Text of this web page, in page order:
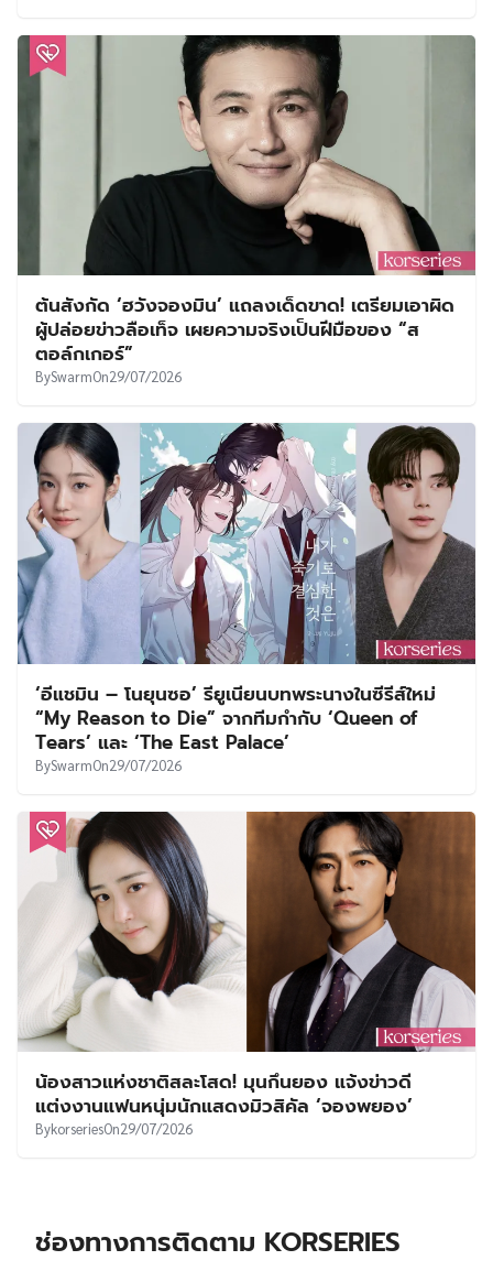
ต้นสังกัด ‘ฮวังจองมิน’ แถลงเด็ดขาด! เตรียมเอาผิด
ผู้ปล่อยข่าวลือเท็จ เผยความจริงเป็นฝีมือของ “ส
ตอล์กเกอร์”
BySwarmOn29/07/2026
‘อีแชมิน – โนยุนซอ’ รียูเนียนบทพระนางในซีรีส์ใหม่
“My Reason to Die” จากทีมกำกับ ‘Queen of
Tears’ และ ‘The East Palace’
BySwarmOn29/07/2026
น้องสาวแห่งชาติสละโสด! มุนกึนยอง แจ้งข่าวดี
แต่งงานแฟนหนุ่มนักแสดงมิวสิคัล ‘จองพยอง’
BykorseriesOn29/07/2026
ช่องทางการติดตาม KORSERIES